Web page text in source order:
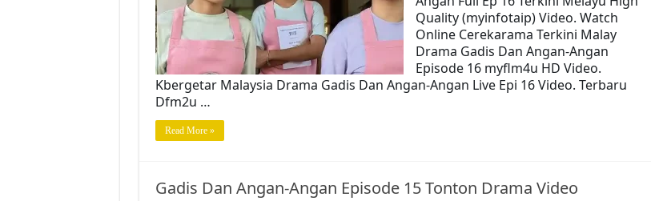
Quality (myinfotaip) Video. Watch
Online Cerekarama Terkini Malay
Drama Gadis Dan Angan-Angan
Episode 16 myflm4u HD Video.
Kbergetar Malaysia Drama Gadis Dan Angan-Angan Live Epi 16 Video. Terbaru
Dfm2u …
Read More »
Gadis Dan Angan-Angan Episode 15 Tonton Drama Video